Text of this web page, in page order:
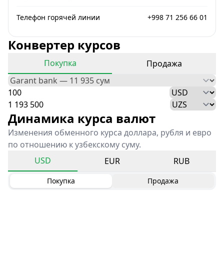
Телефон горячей линии +998 71 256 66 01
Конвертер курсов
Покупка Продажа
Динамика курса валют
Изменения обменного курса доллара, рубля и евро
по отношению к узбекскому суму.
USD
EUR RUB
Покупка Продажа